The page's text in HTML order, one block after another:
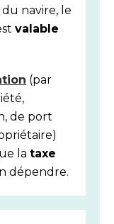
du navire, le
valable
(par
de port
la taxe
dépendre.